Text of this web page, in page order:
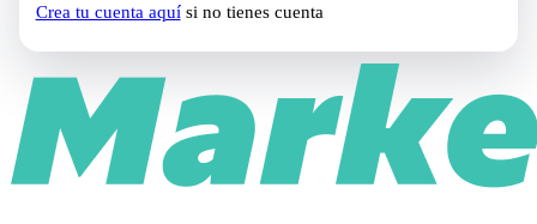
Crea tu cuenta aquísi no tienes cuenta